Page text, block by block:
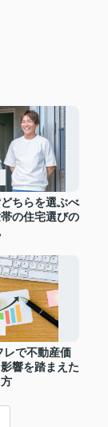
ちらを選ぶべ
の住宅選びの
レで不動産価
響を踏まえた